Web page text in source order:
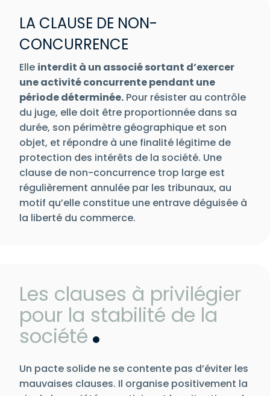
LA CLAUSE DE NON-
CONCURRENCE
Elle interdit à un associé sortant d’exercer
une activité concurrente pendant une
période déterminée. Pour résister au contrôle
du juge, elle doit être proportionnée dans sa
durée, son périmètre géographique et son
objet, et répondre à une finalité légitime de
protection des intérêts de la société. Une
clause de non-concurrence trop large est
régulièrement annulée par les tribunaux, au
motif qu’elle constitue une entrave déguisée à
la liberté du commerce.
Les clauses à privilégier
pour la stabilité de la
société
Un pacte solide ne se contente pas d’éviter les
mauvaises clauses. Il organise positivement la